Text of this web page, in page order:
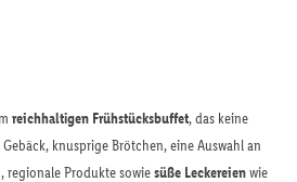
reichhaltigen Frühstücksbuffet, das keine
knusprige Brötchen, eine Auswahl an
regionale Produkte sowiesüße Leckereienwie